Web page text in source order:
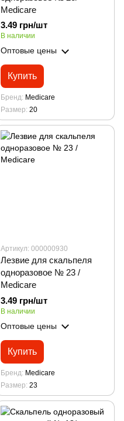
Medicare
3.49 грн/шт
В наличии
Оптовые цены
Купить
Бренд Medicare
Размер 20
Артикул: 000000930
Лезвие для скальпеля
одноразовое № 23 /
Medicare
3.49 грн/шт
В наличии
Оптовые цены
Купить
Бренд Medicare
Размер 23